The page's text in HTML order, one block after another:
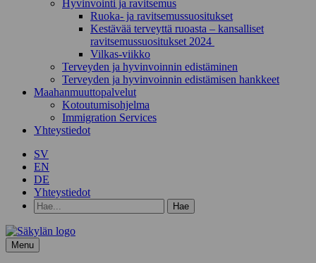
Hyvinvointi ja ravitsemus
Ruoka- ja ravitsemussuositukset
Kestävää terveyttä ruoasta – kansalliset
ravitsemussuositukset 2024
Vilkas-viikko
Terveyden ja hyvinvoinnin edistäminen
Terveyden ja hyvinvoinnin edistämisen hankkeet
Maahanmuuttopalvelut
Kotoutumisohjelma
Immigration Services
Yhteystiedot
SV
EN
DE
Yhteystiedot
Hae
hakusanalla:
Menu